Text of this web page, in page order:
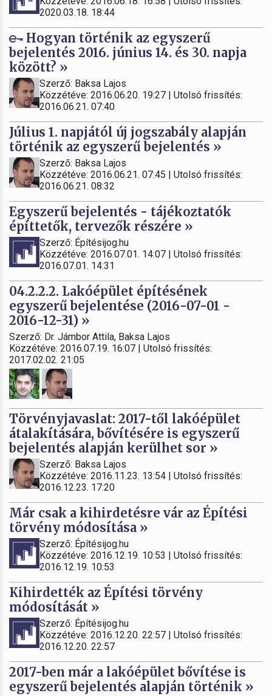
2020.03.18. 18:44
Hogyan történik az egyszerű
bejelentés 2016. június 14. és 30. napja
között? »
Szerző: Baksa Lajos
Közzétéve: 2016.06.20. 19:27 | Utolsó frissítés:
2016.06.21. 07:40
Július 1. napjától új jogszabály alapján
történik az egyszerű bejelentés »
Szerző: Baksa Lajos
Közzétéve: 2016.06.21. 07:45 | Utolsó frissítés:
2016.06.21. 08:32
Egyszerű bejelentés - tájékoztatók
építtetők, tervezők részére »
Szerző: Építésijog.hu
Közzétéve: 2016.07.01. 14:07 | Utolsó frissítés:
2016.07.01. 14:31
04.2.2.2. Lakóépület építésének
egyszerű bejelentése (2016-07-01 -
2016-12-31) »
Szerző: Dr. Jámbor Attila, Baksa Lajos
Közzétéve: 2016.07.19. 16:07 | Utolsó frissítés:
2017.02.02. 21:05
Törvényjavaslat: 2017-től lakóépület
átalakítására, bővítésére is egyszerű
bejelentés alapján kerülhet sor »
Szerző: Baksa Lajos
Közzétéve: 2016.11.23. 13:54 | Utolsó frissítés:
2016.12.23. 17:20
Már csak a kihirdetésre vár az Építési
törvény módosítása »
Szerző: Építésijog.hu
Közzétéve: 2016.12.19. 10:53 | Utolsó frissítés:
2016.12.19. 10:53
Kihirdették az Építési törvény
módosítását »
Szerző: Építésijog.hu
Közzétéve: 2016.12.20. 22:57 | Utolsó frissítés:
2016.12.20. 22:57
2017-ben már a lakóépület bővítése is
egyszerű bejelentés alapján történik »